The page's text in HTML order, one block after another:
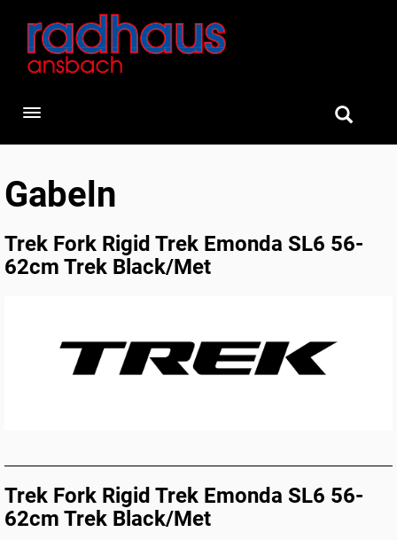
Toggle navigation
Gabeln
Trek Fork Rigid Trek Emonda SL6 56-
62cm Trek Black/Met
Trek Fork Rigid Trek Emonda SL6 56-
62cm Trek Black/Met